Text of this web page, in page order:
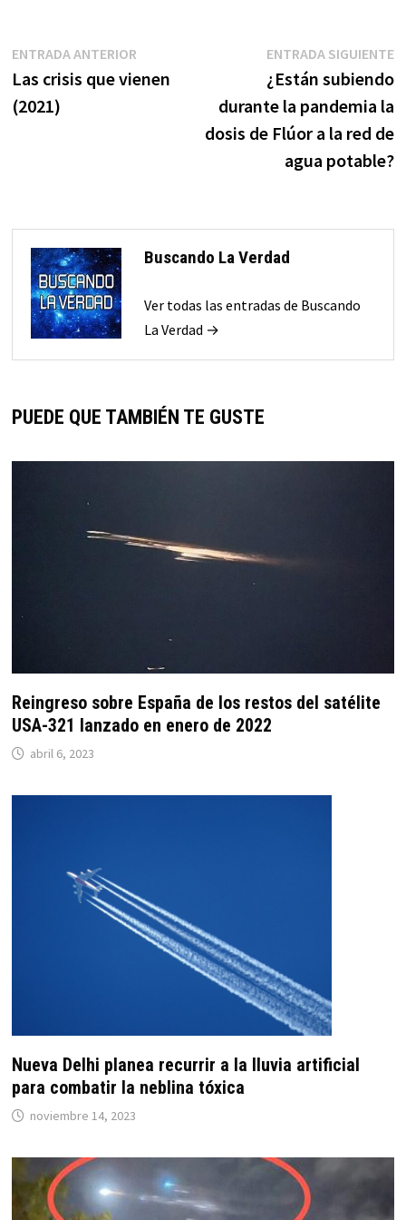
Navegación
de
entradas
ENTRADA ANTERIOREntrada
anterior:
Las crisis que vienen
(2021)
ENTRADA SIGUIENTE
¿Están subiendo
durante la pandemia la
dosis de Flúor a la red de
agua potable?
Buscando La Verdad
Ver todas las entradas de Buscando
La Verdad →
PUEDE QUE TAMBIÉN TE GUSTE
Reingreso sobre España de los restos del satélite
USA-321 lanzado en enero de 2022
abril 6, 2023
Nueva Delhi planea recurrir a la lluvia artificial
para combatir la neblina tóxica
noviembre 14, 2023